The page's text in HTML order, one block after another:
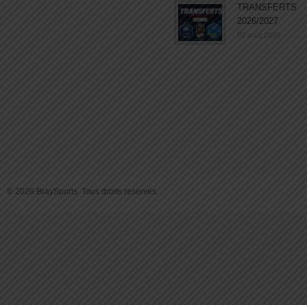
TRANSFERTS
2026/2027
03 août 2026
© 2026 BraySports. Tous droits reservés.